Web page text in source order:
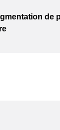
de